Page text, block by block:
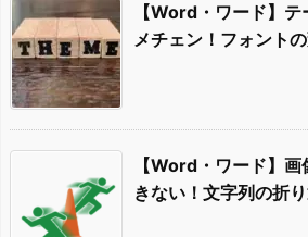
【Word・ワード】
メチェン！フォント
【Word・ワード】
きない！文字列の折